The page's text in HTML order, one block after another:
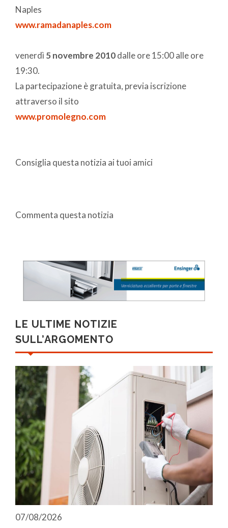
Naples
www.ramadanaples.com
venerdì 5 novembre 2010dalle ore 15:00 alle ore
19:30.
La partecipazione è gratuita, previa iscrizione
attraverso il sito
www.promolegno.com
Consiglia questa notizia ai tuoi amici
Commenta questa notizia
LE ULTIME NOTIZIE
SULL’ARGOMENTO
07/08/2026